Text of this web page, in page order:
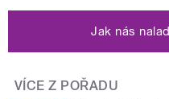
Jak nás
VÍCE Z POŘADU